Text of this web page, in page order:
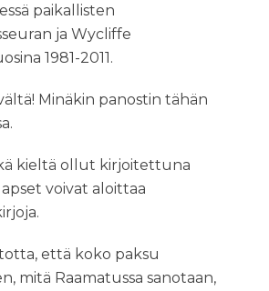
paikallisten
ja Wycliffe
1981-2011.
Minäkin panostin tähän
kieltä ollut kirjoitettuna
voivat aloittaa
että koko paksu
mitä Raamatussa sanotaan,